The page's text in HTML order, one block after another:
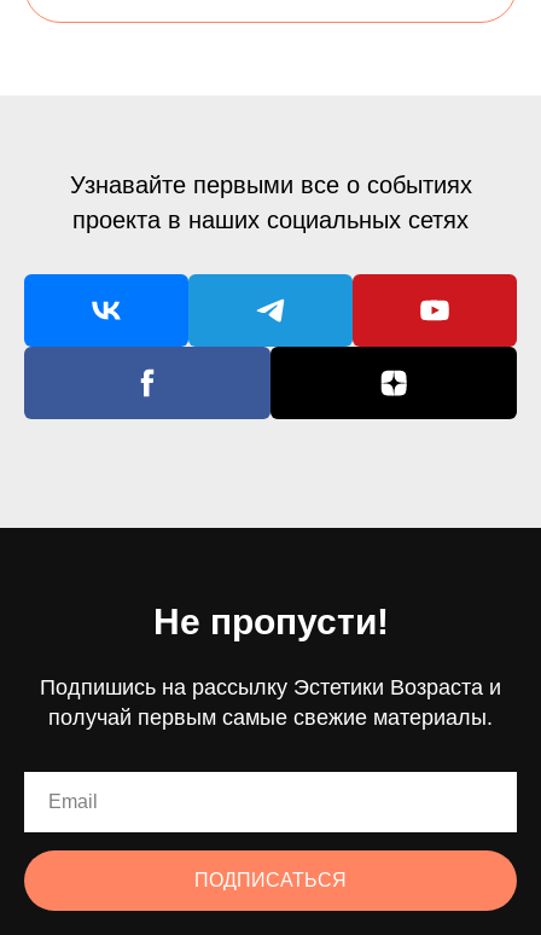
Узнавайте первыми все о событиях
проекта в наших социальных сетях
Не пропусти!
Подпишись на рассылку Эстетики Возраста и
получай первым самые свежие материалы.
ПОДПИСАТЬСЯ